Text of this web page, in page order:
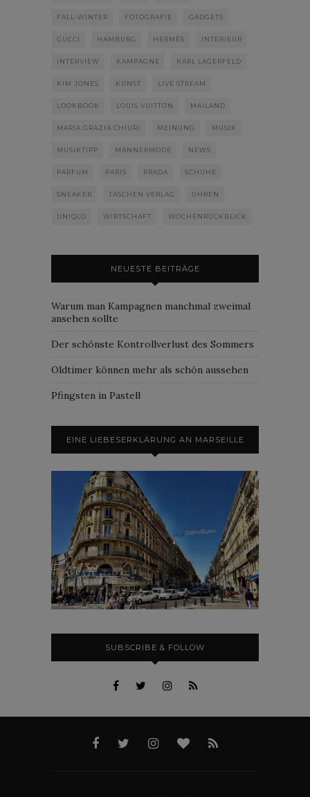
FALL-WINTER FOTOGRAFIE GADGETS
GUCCI HAMBURG HERMÈS INTERIEUR
INTERVIEW KAMPAGNE KARL LAGERFELD
KIM JONES KUNST LIVE STREAM
LOOKBOOK LOUIS VUITTON MAILAND
MARIA GRAZIA CHIURI MEINUNG MUSIK
MUSIKTIPP MÄNNERMODE NEWS
PARFUM PARIS PRADA SCHUHE
SNEAKER TASCHEN VERLAG UHREN
UNIQLO WIRTSCHAFT WOCHENRÜCKBLICK
NEUESTE BEITRÄGE
Warum man Kampagnen manchmal zweimal
ansehen sollte
Der schönste Kontrollverlust des Sommers
Oldtimer können mehr als schön aussehen
Pfingsten in Pastell
EINE LIEBESERKLÄRUNG AN MARSEILLE
SUBSCRIBE & FOLLOW